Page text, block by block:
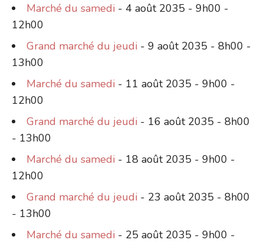
Marché du samedi - 4 août 2035 - 9h00 -
12h00
Grand marché du jeudi - 9 août 2035 - 8h00 -
13h00
Marché du samedi - 11 août 2035 - 9h00 -
12h00
Grand marché du jeudi - 16 août 2035 - 8h00
- 13h00
Marché du samedi - 18 août 2035 - 9h00 -
12h00
Grand marché du jeudi - 23 août 2035 - 8h00
- 13h00
Marché du samedi - 25 août 2035 - 9h00 -